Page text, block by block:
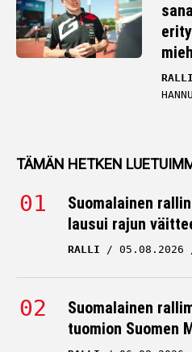
RALLI
TÄMÄN HETKEN
Suomalainen
lausui rajun
RALLI 05.08.2026
Suomalainen
tuomion Suomen